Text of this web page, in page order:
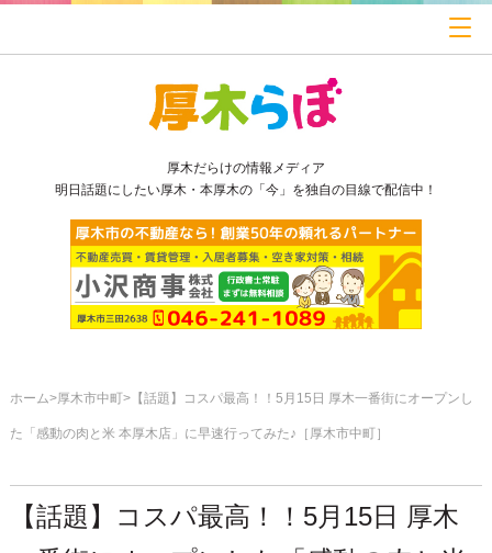
厚木だらけの情報メディア
明日話題にしたい厚木・本厚木の「今」を独自の目線で配信中！
ホーム 厚木市中町 【話題】コスパ最高！！5月15日 厚木一番街にオープンし
た「感動の肉と米 本厚木店」に早速行ってみた♪［厚木市中町］
【話題】コスパ最高！！5月15日 厚木